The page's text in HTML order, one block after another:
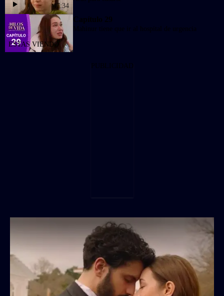
47:34
Capítulo 29
Mahinur tiene que ir al hospital de urgencia
PUBLICIDAD